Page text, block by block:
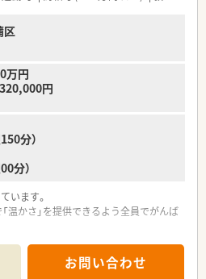
区
万円
円
分）
分）
います。
温かさ」を提供できるよう全員でがんば
お問い合わせ